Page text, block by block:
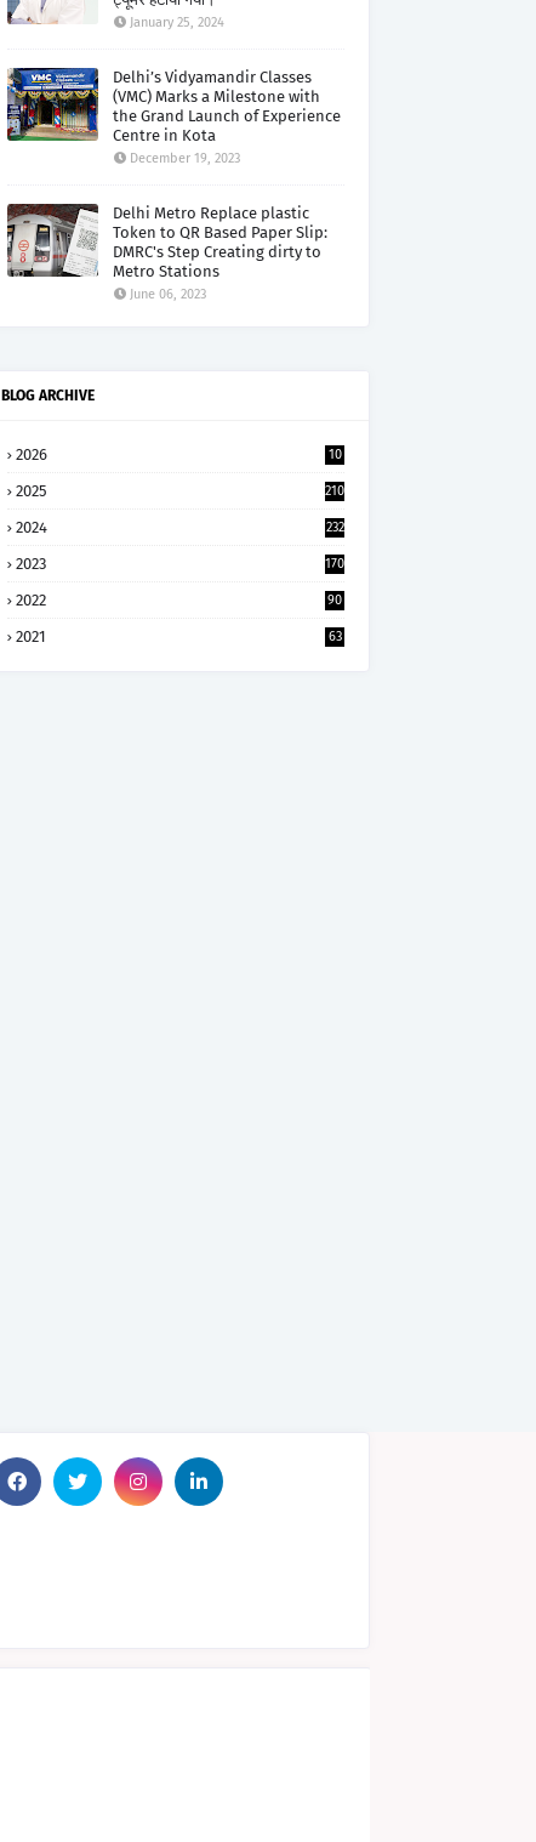
January 25, 2024
Delhi’s Vidyamandir Classes
(VMC) Marks a Milestone with
the Grand Launch of Experience
Centre in Kota
December 19, 2023
Delhi Metro Replace plastic
Token to QR Based Paper Slip:
DMRC's Step Creating dirty to
Metro Stations
June 06, 2023
BLOG ARCHIVE
2026
10
2025 210
2024 232
2023 170
2022 90
2021 63